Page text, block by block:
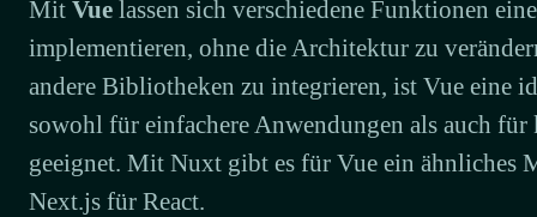
Mit Vue lassen sich verschiedene Funktionen
implementieren, ohne die Architektur zu
andere Bibliotheken zu integrieren, ist Vue eine
sowohl für einfachere Anwendungen als auch
geeignet. Mit Nuxt gibt es für Vue ein ähnliches
Next.js für React.